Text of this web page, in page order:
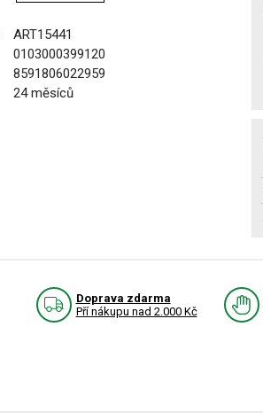
ART15441
0103000399120
8591806022959
24 měsíců
Doprava zdarma
Pří nákupu nad 2.000 Kč